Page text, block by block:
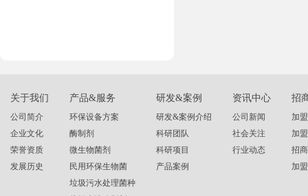
关于我们
公司简介
企业文化
荣誉资质
发展历史
产品&服务
环保设备方案
酶制剂
微生物菌剂
民用环保生物菌
垃圾污水处理菌种
研发&案例
研发&案例介绍
科研团队
科研项目
产品案例
资讯中心
公司新闻
社会关注
行业动态
招
加
加
招
加